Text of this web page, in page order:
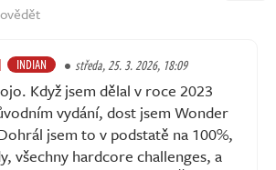
INDIAN středa, 25. 3. 2026, 18:09
Když jsem dělal v roce 2023
vydání, dost jsem Wonder
jsem to v podstatě na 100%,
všechny hardcore challenges, a